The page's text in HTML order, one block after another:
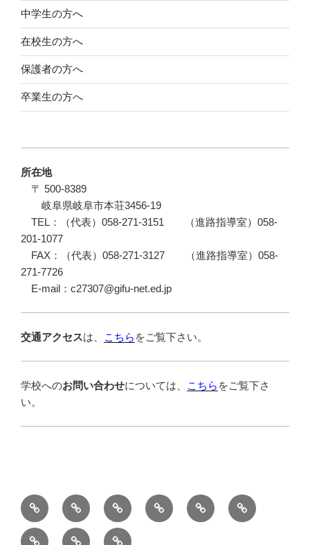
中学生の方へ
在校生の方へ
保護者の方へ
卒業生の方へ
所在地
〒 500-8389
岐阜県岐阜市本荘3456-19
TEL：（代表）058-271-3151 （進路指導室）058-
201-1077
FAX：（代表）058-271-3127 （進路指導室）058-
271-7726
E-mail：c27307@gifu-net.ed.jp
交通アクセスは、 こちら をご覧下さい。
学校へのお問い合わせについては、 こちら をご覧下さ
い。
Ｔ
Ｏ
Ｐ
学
校
紹
学
科
紹
進
路
部
活
中
学
在 保 卒